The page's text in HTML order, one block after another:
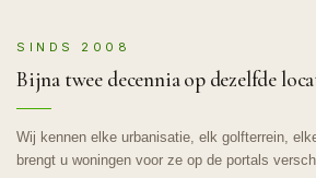
SINDS 2008
Bijna twee decennia op dezelfde
Wij kennen elke urbanisatie, elk golfterrein,
brengt u woningen voor ze op de portals